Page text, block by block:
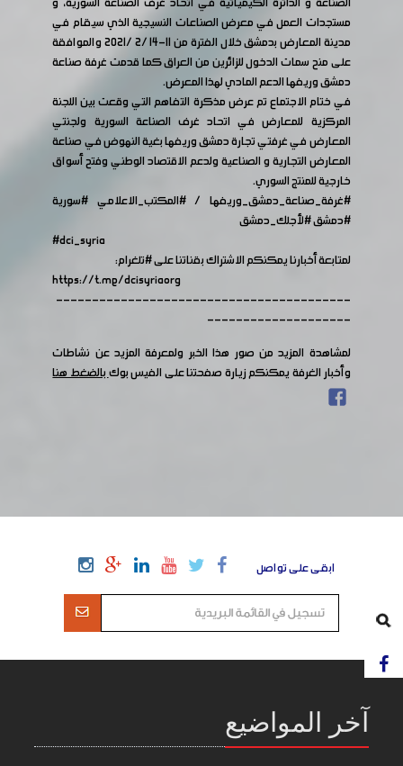
مستجدات العمل في معرض الصناعات النسيجية الذي سيقام في
مدينة المعارض بدمشق خلال الفترة من 11-14 /2 /2021 والموافقة
على منح سمات الدخول للزائرين من العراق كما قدمت غرفة صناعة
دمشق وريفها الدعم المادي لهذا المعرض.
في ختام الاجتماع تم عرض مذكرة التفاهم التي وقعت بين اللجنة
المركزية للمعارض في اتحاد غرف الصناعة السورية ولجنتي
المعارض في غرفتي تجارة دمشق وريفها بغية النهوض في صناعة
المعارض التجارية و الصناعية ولدعم الاقتصاد الوطني وفتح أسواق
خارجية للمنتج السوري.
#غرفة_صناعة_دمشق_وريفها /#المكتب_الاعلامي #سورية
#دمشق#لأجلك_دمشق
#dci_syria
لمتابعة أخبارنا يمكنكم الاشتراك بقناتنا على#تلغرام:
https://t.me/dcisyriaorg
-----------------------------------------
--------------------
لمشاهدة المزيد من صور هذا الخبر ولمعرفة المزيد عن نشاطات
وأخبار الغرفة يمكنكم زيارة صفحتنا على الفيس بوكبالضغط هنا
ابقى على تواصل
آخر المواضيع